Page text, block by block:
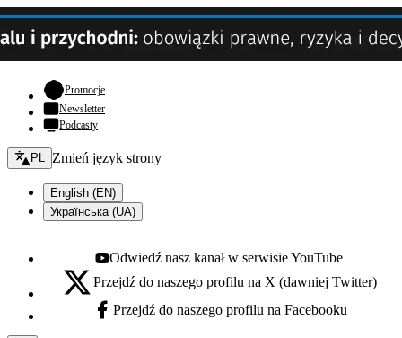
Promocje- otwiera się w nowej karcie
Newsletter
Podcasty
Zmień język - bieżący:
PL Zmień język strony
English (EN)
Українська (UA)
Youtube - otwiera się w nowej karcie
Odwiedź nasz kanał w serwisie YouTube
X - otwiera się w nowej karcie
Przejdź do naszego profilu na X (dawniej Twitter)
Facebook - otwiera się w nowej karcie
Przejdź do naszego profilu na Facebooku